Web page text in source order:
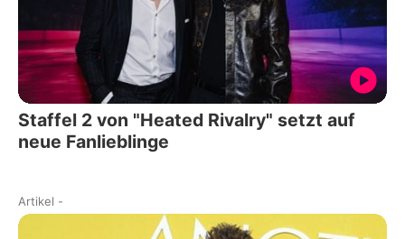
Staffel 2 von "Heated Rivalry" setzt auf
neue Fanlieblinge
Artikel -